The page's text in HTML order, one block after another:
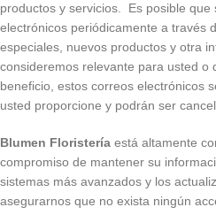
productos y servicios. Es posible que
electrónicos periódicamente a través
especiales, nuevos productos y otra
consideremos relevante para usted o
beneficio, estos correos electrónicos
usted proporcione y podrán ser
Blumen Floristería está altamente
compromiso de mantener su
sistemas más avanzados y los
asegurarnos que no exista ningún